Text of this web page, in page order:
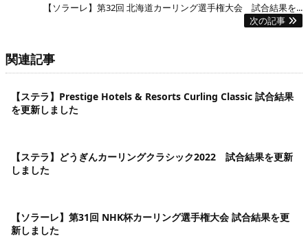
【ソラーレ】第32回 北海道カーリング選手権大会 試合結果を...
次の記事
関連記事
【ステラ】Prestige Hotels & Resorts Curling Classic 試合結果
を更新しました
【ステラ】どうぎんカーリングクラシック2022 試合結果を更新
しました
【ソラーレ】第31回 NHK杯カーリング選手権大会 試合結果を更
新しました